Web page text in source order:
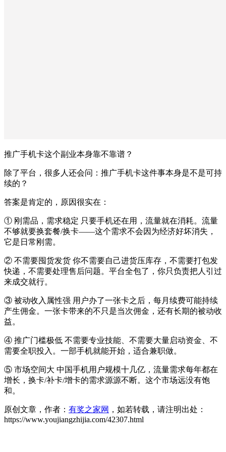
推广手机卡这个副业本身靠不靠谱？
除了平台，很多人还会问：推广手机卡这件事本身是不是可持
续的？
答案是肯定的，原因很实在：
① 刚需品，需求稳定 只要手机还在用，流量就在消耗。流量
不够就要换套餐/换卡——这个需求不会因为经济好坏消失，
它是日常刚需。
② 不需要囤货发货 你不需要自己进货压库存，不需要打包发
快递，不需要处理售后问题。平台全包了，你只负责把人引过
来成交就行。
③ 被动收入属性强 用户办了一张卡之后，每月续费可能持续
产生佣金。一张卡带来的不只是当次佣金，还有长期的被动收
益。
④ 推广门槛极低 不需要专业技能、不需要大量启动资金、不
需要全职投入。一部手机就能开始，适合兼职做。
⑤ 市场空间大 中国手机用户规模十几亿，流量需求每年都在
增长，换卡/补卡/增卡的需求源源不断。这个市场远没有饱
和。
原创文章，作者： 有奖之家网 ，如若转载，请注明出处：
https://www.youjiangzhijia.com/42307.html